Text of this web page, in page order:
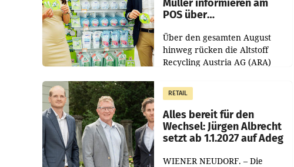
Müller informieren am
POS über
Über den gesamten August
hinweg rücken die Altstoff
Recycling Austria AG (ARA)
Müller die Initiative „Kreislauf-
Helden“ in allen
österreichischen Müller-Filialen
RETAIL
Alles bereit für den
Wechsel: Jürgen Albrecht
setzt ab 1.1.2027 auf Adeg
WIENER NEUDORF. – Die